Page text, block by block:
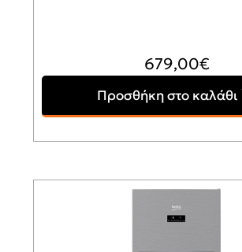
679,00€
Προσθήκη στο καλάθι